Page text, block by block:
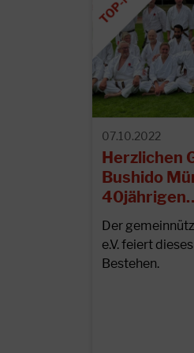
07.10.2022
Herzlichen
Bushido
Der
e.V. feiert
Bestehen.